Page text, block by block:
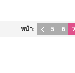
หน้า: 5 6 7